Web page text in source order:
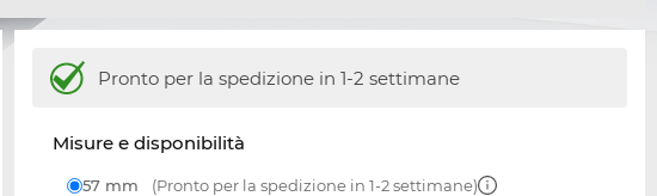
Pronto per la spedizione in 1-2 settimane
Misure e disponibilità
57 mm (Pronto per la spedizione in 1-2 settimane)